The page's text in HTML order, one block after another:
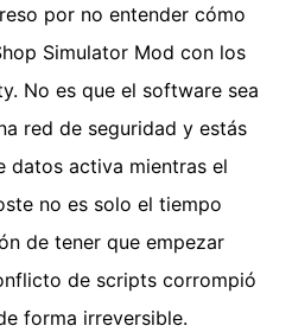
por no entender cómo
Simulator Mod con los
No es que el software sea
red de seguridad y estás
datos activa mientras el
no es solo el tiempo
de tener que empezar
de scripts corrompió
forma irreversible.